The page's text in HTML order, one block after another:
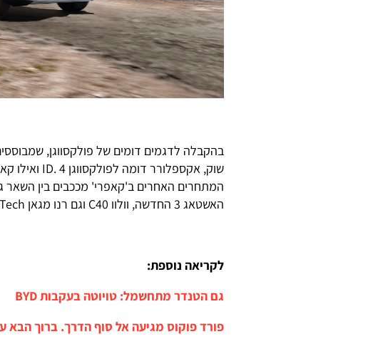
בהקבלה לדגמים דומים של פולקסווגן,
המתחרים האחרים ב'קאפרי' מככבים בין
האשטאג 3 החדשה, וולוו C40 וגם רנו מגאן E-Tech.
לקריאה נוספת:
גם הטנדר מתחשמל: טויוטה בעקבות BYD
פורד פוקוס מגיעה אל סוף הדרך. ברוך הבא